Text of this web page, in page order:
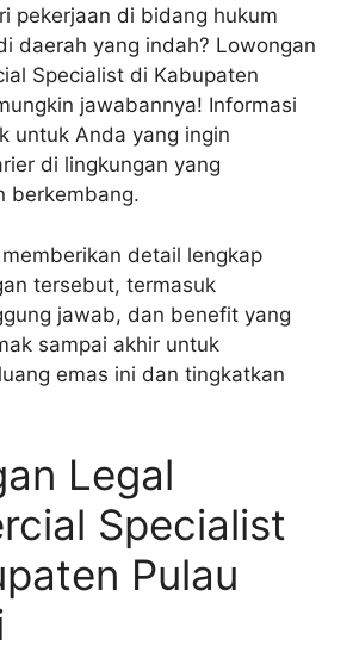
pekerjaan di bidang hukum
daerah yang indah? Lowongan
Specialist di Kabupaten
jawabannya! Informasi
untuk Anda yang ingin
di lingkungan yang
berkembang.
detail lengkap
tersebut, termasuk
jawab, dan benefit yang
sampai akhir untuk
emas ini dan tingkatkan
Legal
Specialist
Pulau